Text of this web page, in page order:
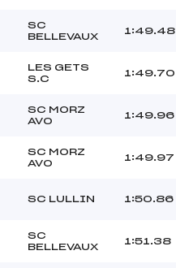
SC
BELLEVAUX
1:49.48
LES GETS
S.C
1:49.70
SC MORZ
AVO
1:49.96
SC MORZ
AVO
1:49.97
SC LULLIN 1:50.86
SC
BELLEVAUX
1:51.38